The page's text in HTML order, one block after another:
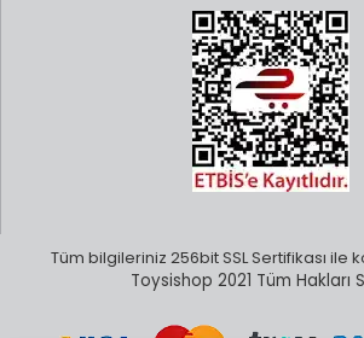
Tüm bilgileriniz 256bit SSL Sertifikası ile
Toysishop 2021 Tüm Hakları